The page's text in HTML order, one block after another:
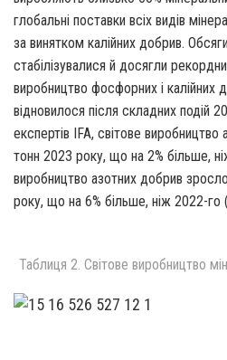
глобальні поставки всіх видів
за винятком калійних добрив.
стабілізувалися й досягли
виробництво фосфорних і калійних
відновилося після складних подій
експертів IFA, світове
тонн 2023 року, що на 2% більше,
виробництво азотних добрив
року, що на 6% більше, ніж 2022-го
Таблиця 2. Світове виробництво